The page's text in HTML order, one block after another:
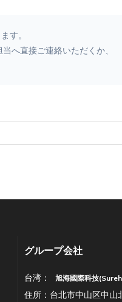
す。
へ直接ご連絡いただくか、
グループ会社
台湾： 旭海國際科技
住所：台北市中山区中山